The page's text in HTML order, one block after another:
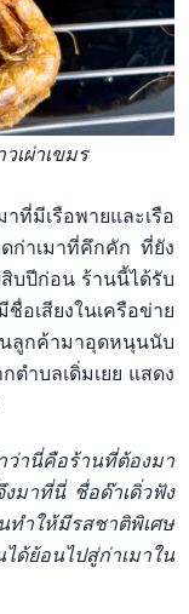
เผ่าเขมร
ที่มีเรือพายและเรือ
ก่าเมาที่คึกคัก ที่ยัง
บปีก่อน ร้านนี้ได้รับ
เสียงในเครือข่าย
ลูกค้ามาอุดหนุนนับ
ำบลเดิ่มเยย แสดง
ว่านี่คือร้านที่ต้องมา
งมาที่นี่ ชื่อด๊าเดิ่วฟัง
ำให้มีรสชาติพิเศษ
ด้ย้อนไปสู่ก่าเมาใน